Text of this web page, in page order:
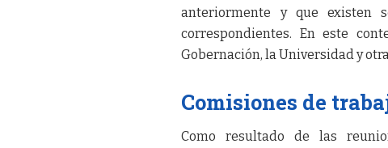
anteriormente y que existen
correspondientes. En este
Gobernación, la Universidad y
Comisiones de
Como resultado de las